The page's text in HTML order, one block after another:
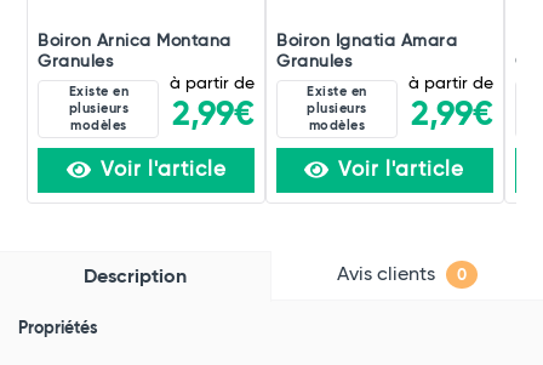
Boiron Arnica Montana
Granules
Existe en
plusieurs
modèles
à partir de
2,99€
Voir l'article
Boiron Ignatia Amara
Granules
Existe en
plusieurs
modèles
à partir de
2,99€
Voir l'article
Description Avis clients 0
Propriétés